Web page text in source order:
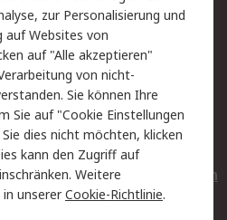
Privatkunden
Datenschutz
Zahlungsbedingungen
Entsorgung
Elektrogeräte/Batterien
zur Personalisierung und
auf Websites von
auf "Alle akzeptieren"
von nicht-
Sie können Ihre
Sie auf "Cookie Einstellungen
dies nicht möchten, klicken
kann den Zugriff auf
Weitere
unsererCookie-Richtlinie.